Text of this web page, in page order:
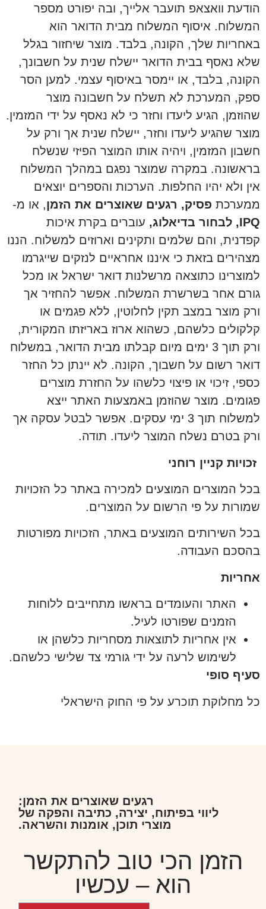
הודעת וואצאפ תועבר אלייך, ובה יפורט מספר
המשלוח. איסוף המשלוח מבית הדואר הוא
באחריות שלך, הקונה, בלבד. מוצר שיחזור בגלל
שלא נאסף בבית הדואר יישלח שנית על חשבונך,
הקונה, בלבד, או יימסר באיסוף עצמי. למען הסר
ספק, המערכת לא תשלח על חשבונה מוצר
שהוזמן, הגיע ליעדו וחזר כי לא נאסף על ידי המזמין.
מוצר שהגיע ליעדו וחזר, יישלח שנית אך ורק על
חשבון המזמין, ויהיה אותו המוצר הפיזי שנשלח
בראשונה. במקרה שמוצר נפגם במהלך המשלוח
אין ולא יהיו החלפות. הערכות והספרים יוצאים
ממערכת פסיק, רגעים שאוצרים את הזמן, או מ-
IPQ, לבחור בדיאלוג,
עוברים בקרת איכות
קפדנית, והם שלמים ותקינים וארוזים למשלוח. הננו
מצהירים בזאת כי איננו אחראיים לנזקים שייגרמו
למוצרינו כתוצאה מרשלנות דואר ישראל או מכל
גורם אחר בשרשרת המשלוח. אפשר להחזיר אך
ורק מוצר במצב תקין לחלוטין, ללא פגמים או
קלקולים כלשהם, כשהוא ארוז באריזתו המקורית,
ורק תוך 3 ימים מיום קבלתו מבית הדואר, במשלוח
דואר רשום על חשבוך, הקונה. לא יינתן כל החזר
כספי, זיכוי או פיצוי כלשהו על החזרת מוצרים
פגומים. מוצר שהוזמן באמצעות האתר ייצא
למשלוח תוך 3 ימי עסקים. אפשר לבטל עסקה אך
ורק בטרם נשלח המוצר ליעדו. תודה.
זכויות קניין רוחני
בכל המוצרים המוצעים למכירה באתר כל הזכויות
שמורות על פי הרשום על המוצרים.
בכל השירותים המוצעים באתר, הזכויות מפורטות
בהסכם העבודה.
אחריות
האתר והעומדים בראשו מתחייבים ללוחות
הזמנים שפורטו לעיל.
אין אחריות לתוצאות מסחריות כלשהן או
לשימוש לרעה על ידי גורמי צד שלישי כלשהם.
סעיף סופי
כל מחלוקת תוכרע על פי החוק הישראלי
רגעים שאוצרים את הזמן:
ליווי בפיתוח, יצירה, כתיבה והפקה של
מוצרי תוכן, אומנות והשראה.
הזמן הכי טוב להתקשר
הוא – עכשיו